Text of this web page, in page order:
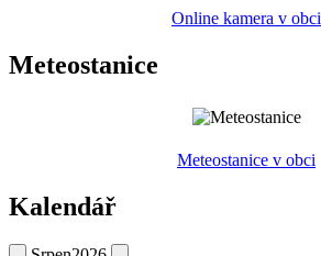
Online kamera v obci
Meteostanice
Meteostanice v obci
Kalendář